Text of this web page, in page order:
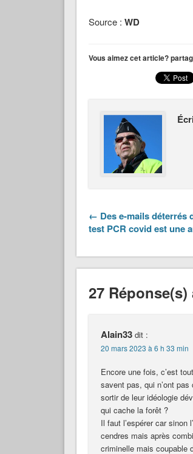
Source : WD
Vous aimez cet article?
← Des e-mails déterrés
test PCR covid est une
27
Alain33 dit :
20 mars 2023 à 6 h 33 min
Encore une fois, c’est
savent pas, qui n’ont
sortir de leur idéologie
qui cache la forêt ?
Il faut l’espérer car sinon
cendres mais après
criminelle mais coupable